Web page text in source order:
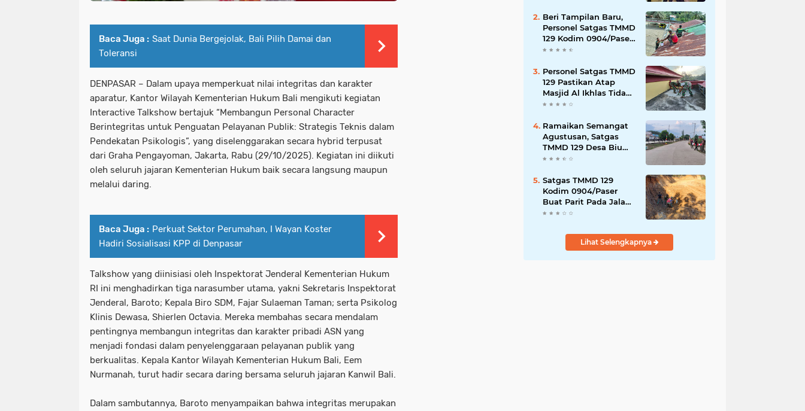
Baca Juga : Saat Dunia Bergejolak, Bali Pilih Damai dan
Toleransi
DENPASAR – Dalam upaya memperkuat nilai integritas dan karakter
aparatur, Kantor Wilayah Kementerian Hukum Bali mengikuti kegiatan
Interactive Talkshow bertajuk “Membangun Personal Character
Berintegritas untuk Penguatan Pelayanan Publik: Strategis Teknis dalam
Pendekatan Psikologis”, yang diselenggarakan secara hybrid terpusat
dari Graha Pengayoman, Jakarta, Rabu (29/10/2025). Kegiatan ini diikuti
oleh seluruh jajaran Kementerian Hukum baik secara langsung maupun
melalui daring.
Baca Juga : Perkuat Sektor Perumahan, I Wayan Koster
Hadiri Sosialisasi KPP di Denpasar
Talkshow yang diinisiasi oleh Inspektorat Jenderal Kementerian Hukum
RI ini menghadirkan tiga narasumber utama, yakni Sekretaris Inspektorat
Jenderal, Baroto; Kepala Biro SDM, Fajar Sulaeman Taman; serta Psikolog
Klinis Dewasa, Shierlen Octavia. Mereka membahas secara mendalam
pentingnya membangun integritas dan karakter pribadi ASN yang
menjadi fondasi dalam penyelenggaraan pelayanan publik yang
berkualitas. Kepala Kantor Wilayah Kementerian Hukum Bali, Eem
Nurmanah, turut hadir secara daring bersama seluruh jajaran Kanwil Bali.
Dalam sambutannya, Baroto menyampaikan bahwa integritas merupakan
Beri Tampilan Baru,
Personel Satgas TMMD
129 Kodim 0904/Paser
Cat Atap Rumah
Personel Satgas TMMD
129 Pastikan Atap
Masjid Al Ikhlas Tidak
Bocor Lagi
Ramaikan Semangat
Agustusan, Satgas
TMMD 129 Desa Biu
Hiasi Jalanan Desa
Satgas TMMD 129
Kodim 0904/Paser
Buat Parit Pada Jalan
Baru
Lihat Selengkapnya